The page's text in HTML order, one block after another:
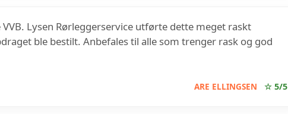
Lysen Rørleggerservice utførte dette meget raskt
ble bestilt. Anbefales til alle som trenger rask og god
ARE ELLINGSEN ☆ 5/5